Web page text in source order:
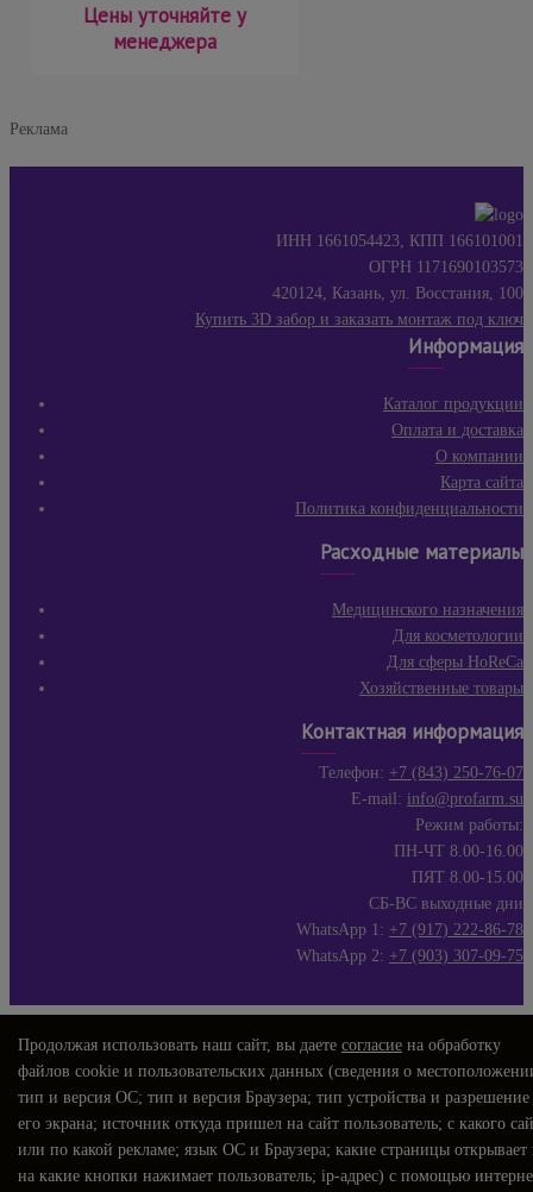
Цены уточняйте у
менеджера
Реклама
ИНН 1661054423, КПП 166101001
ОГРН 1171690103573
420124, Казань, ул. Восстания, 100
Купить 3D забор и заказать монтаж под ключ
Информация
Каталог продукции
Оплата и доставка
О компании
Карта сайта
Политика конфиденциальности
Расходные материалы
Медицинского назначения
Для косметологии
Для сферы HoReCa
Хозяйственные товары
Контактная информация
Телефон: +7 (843) 250-76-07
E-mail: info@profarm.su
Режим работы:
ПН-ЧТ 8.00-16.00
ПЯТ 8.00-15.00
СБ-ВС выходные дни
WhatsApp 1: +7 (917) 222-86-78
WhatsApp 2: +7 (903) 307-09-75
Продолжая использовать наш сайт, вы даете согласие на обработку
файлов cookie и пользовательских данных (сведения о
тип и версия ОС; тип и версия Браузера; тип устройства и разрешение
его экрана; источник откуда пришел на сайт пользователь; с какого
или по какой рекламе; язык ОС и Браузера; какие страницы открывает
на какие кнопки нажимает пользователь; ip-адрес) с помощью